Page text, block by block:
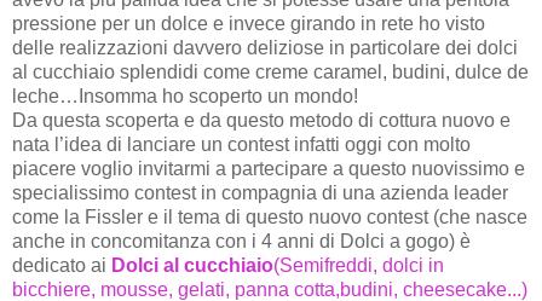
pressione per un dolce e invece girando in rete ho visto
delle realizzazioni davvero deliziose in particolare dei dolci
al cucchiaio splendidi come creme caramel, budini, dulce de
leche…Insomma ho scoperto un mondo!
Da questa scoperta e da questo metodo di cottura nuovo e
nata l’idea di lanciare un contest infatti oggi con molto
piacere voglio invitarmi a partecipare a questo nuovissimo e
specialissimo contest in compagnia di una azienda leader
come la Fissler e il tema di questo nuovo contest (che nasce
anche in concomitanza con i 4 anni di Dolci a gogo) è
dedicato ai Dolci al cucchiaio(Semifreddi, dolci in
bicchiere, mousse, gelati, panna cotta,budini, cheesecake...)